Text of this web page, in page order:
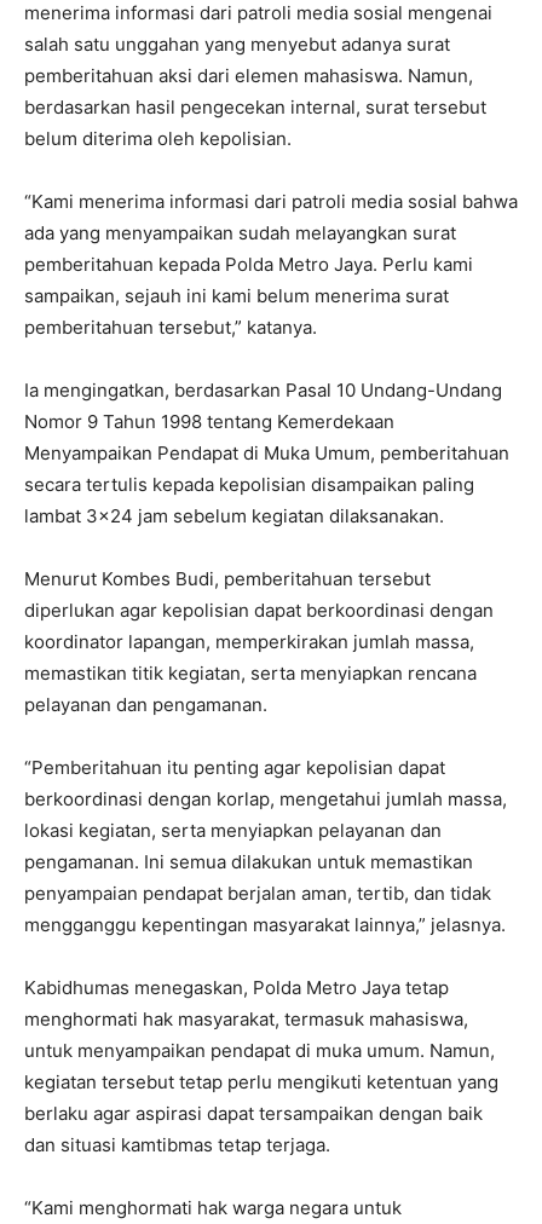
menerima informasi dari patroli media sosial mengenai
salah satu unggahan yang menyebut adanya surat
pemberitahuan aksi dari elemen mahasiswa. Namun,
berdasarkan hasil pengecekan internal, surat tersebut
belum diterima oleh kepolisian.
“Kami menerima informasi dari patroli media sosial bahwa
ada yang menyampaikan sudah melayangkan surat
pemberitahuan kepada Polda Metro Jaya. Perlu kami
sampaikan, sejauh ini kami belum menerima surat
pemberitahuan tersebut,” katanya.
Ia mengingatkan, berdasarkan Pasal 10 Undang-Undang
Nomor 9 Tahun 1998 tentang Kemerdekaan
Menyampaikan Pendapat di Muka Umum, pemberitahuan
secara tertulis kepada kepolisian disampaikan paling
lambat 3×24 jam sebelum kegiatan dilaksanakan.
Menurut Kombes Budi, pemberitahuan tersebut
diperlukan agar kepolisian dapat berkoordinasi dengan
koordinator lapangan, memperkirakan jumlah massa,
memastikan titik kegiatan, serta menyiapkan rencana
pelayanan dan pengamanan.
“Pemberitahuan itu penting agar kepolisian dapat
berkoordinasi dengan korlap, mengetahui jumlah massa,
lokasi kegiatan, serta menyiapkan pelayanan dan
pengamanan. Ini semua dilakukan untuk memastikan
penyampaian pendapat berjalan aman, tertib, dan tidak
mengganggu kepentingan masyarakat lainnya,” jelasnya.
Kabidhumas menegaskan, Polda Metro Jaya tetap
menghormati hak masyarakat, termasuk mahasiswa,
untuk menyampaikan pendapat di muka umum. Namun,
kegiatan tersebut tetap perlu mengikuti ketentuan yang
berlaku agar aspirasi dapat tersampaikan dengan baik
dan situasi kamtibmas tetap terjaga.
“Kami menghormati hak warga negara untuk